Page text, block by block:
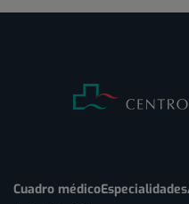
Cuadro médicoEspecialidades